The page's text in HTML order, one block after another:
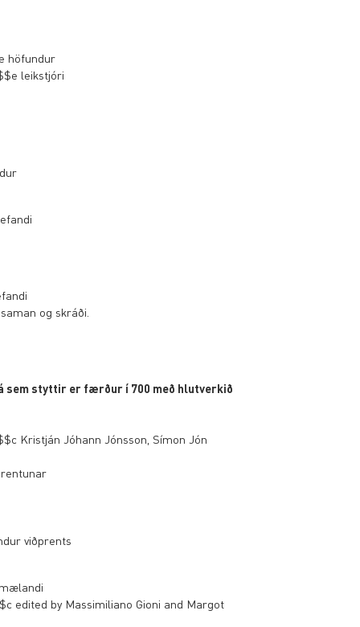
höfundur
leikstjóri
og skráði.
sem styttir er færður í 700 með hlutverkið
Kristján Jóhann Jónsson, Símon Jón
viðprents
edited by Massimiliano Gioni and Margot